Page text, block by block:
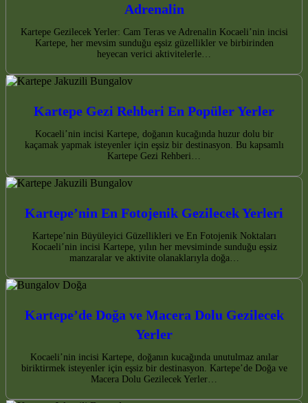
Adrenalin
Kartepe Gezilecek Yerler: Cam Teras ve Adrenalin Kocaeli’nin incisi
Kartepe, her mevsim sunduğu eşsiz güzellikler ve birbirinden
heyecan verici aktivitelerle…
Kartepe Gezi Rehberi En Popüler Yerler
Kocaeli’nin incisi Kartepe, doğanın kucağında huzur dolu bir
kaçamak yapmak isteyenler için eşsiz bir destinasyon. Bu kapsamlı
Kartepe Gezi Rehberi…
Kartepe’nin En Fotojenik Gezilecek Yerleri
Kartepe’nin Büyüleyici Güzellikleri ve En Fotojenik Noktaları
Kocaeli’nin incisi Kartepe, yılın her mevsiminde sunduğu eşsiz
manzaralar ve aktivite olanaklarıyla doğa…
Kartepe’de Doğa ve Macera Dolu Gezilecek
Yerler
Kocaeli’nin incisi Kartepe, doğanın kucağında unutulmaz anılar
biriktirmek isteyenler için eşsiz bir destinasyon. Kartepe’de Doğa ve
Macera Dolu Gezilecek Yerler…